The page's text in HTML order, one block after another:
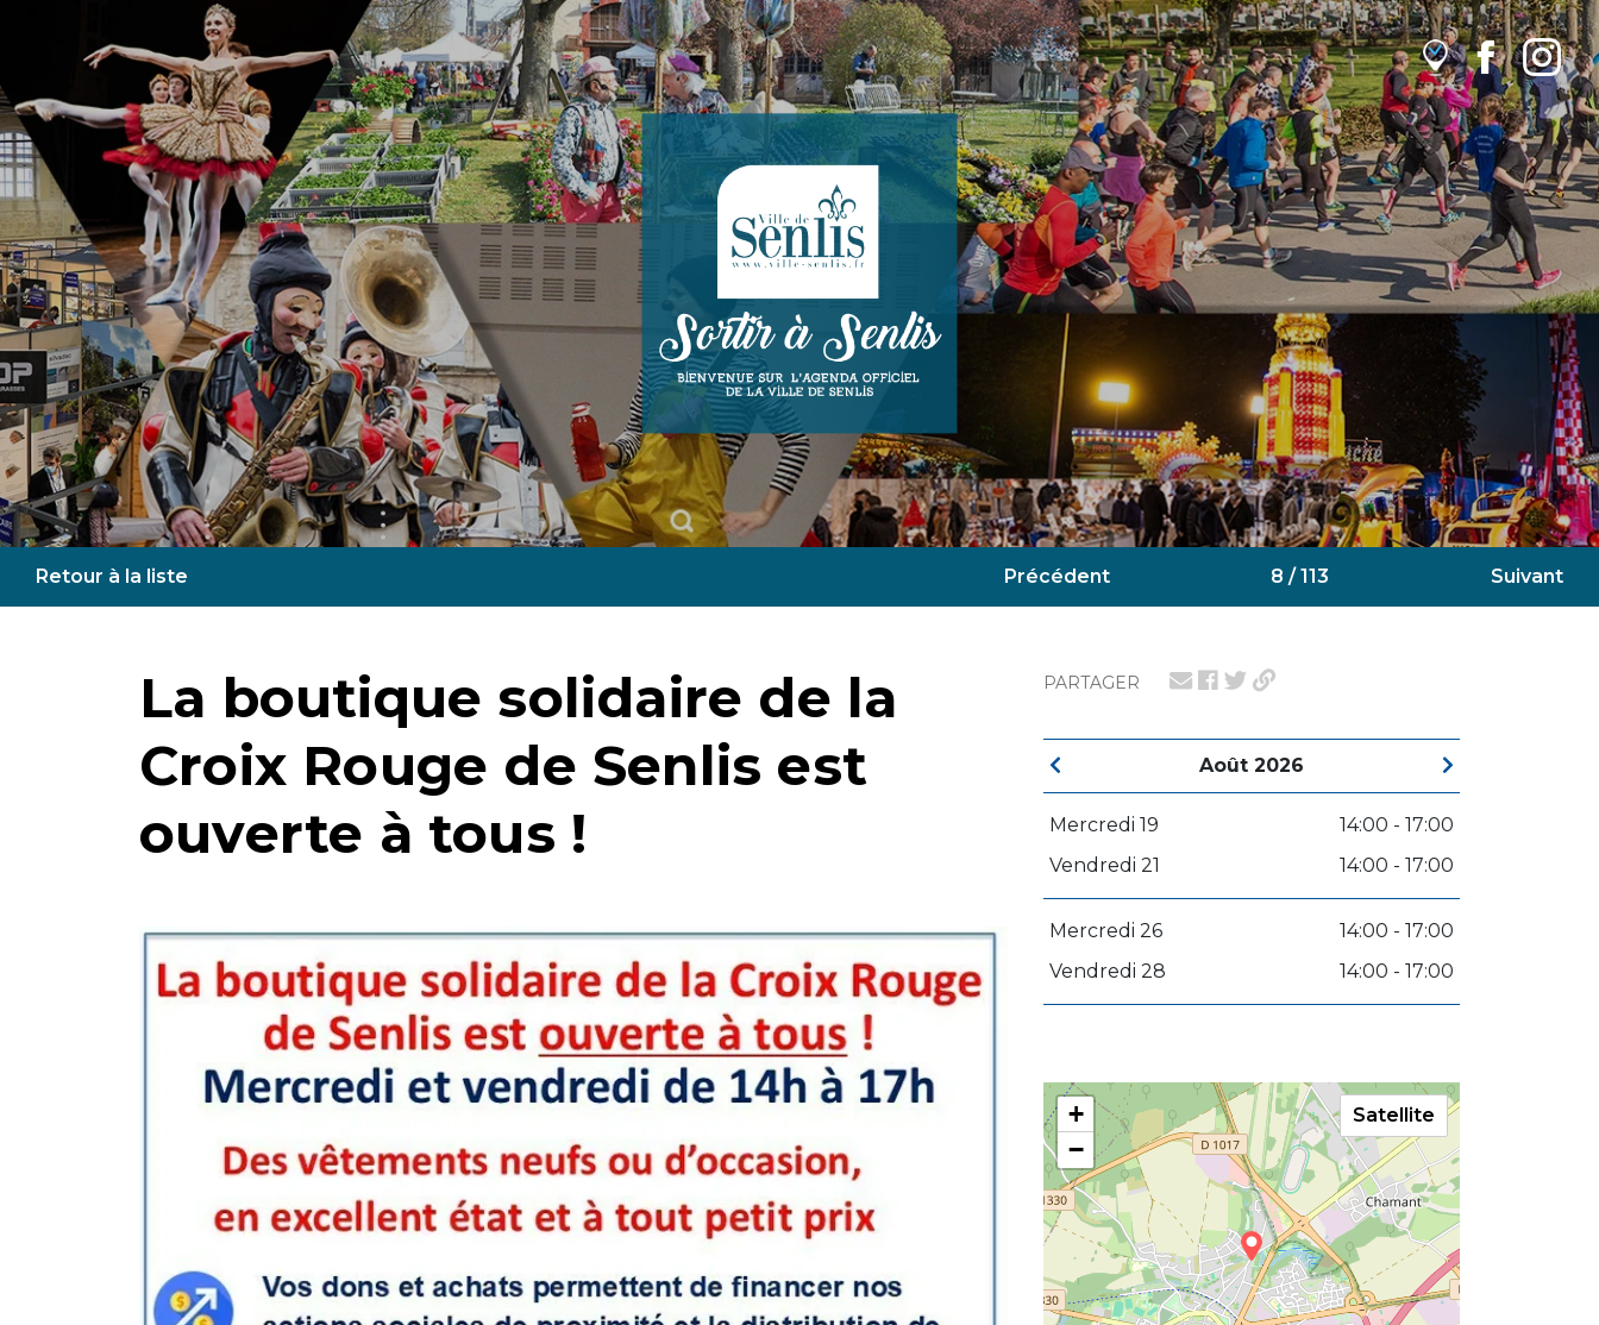
Retour à la liste Précédent 8 / 113 Suivant
PARTAGER
Août 2026
Mercredi 19
14:00 - 17:00
Vendredi 21
14:00 - 17:00
Mercredi 26
14:00 - 17:00
Vendredi 28
14:00 - 17:00
+
−
Satellite
La boutique solidaire de la
Croix Rouge de Senlis est
ouverte à tous !